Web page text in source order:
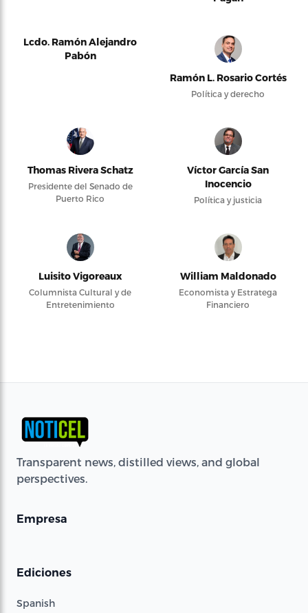
Lcdo. Ramón Alejandro
Pabón
Ramón L. Rosario Cortés
Política y derecho
Thomas Rivera Schatz
Presidente del Senado de
Puerto Rico
Víctor García San
Inocencio
Política y justicia
Luisito Vigoreaux
Columnista Cultural y de
Entretenimiento
William Maldonado
Economista y Estratega
Financiero
Transparent news, distilled views, and global
perspectives.
Empresa
Ediciones
Spanish